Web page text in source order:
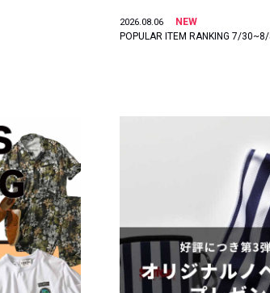
2026.08.06
NEW
POPULAR ITEM RANKING 7/